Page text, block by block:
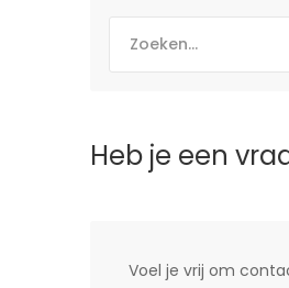
Heb je een
Voel je vrij om